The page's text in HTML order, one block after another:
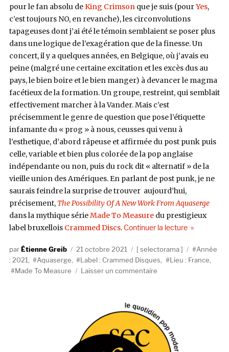
pour le fan absolu deKing Crimsonque je suis (pourYes,
c’est toujours NO, en revanche), les circonvolutions
tapageuses dont j’ai été le témoin semblaient se poser plus
dans une logique de l’exagération que de la finesse. Un
concert, il y a quelques années, en Belgique, où j’avais eu
peine (malgré une certaine excitation et les excès dus au
pays, le bien boire et le bien manger) à devancer le magma
facétieux de la formation. Un groupe, restreint, qui semblait
effectivement marcher à la Vander. Mais c’est
précisemment le genre de question que pose l’étiquette
infamante du « prog » à nous, ceusses qui venu à
l’esthetique, d’abord râpeuse et affirmée du post punk puis
celle, variable et bien plus colorée de la pop anglaise
indépendante ou non, puis du rock dit « alternatif » de la
vieille union des Amériques. En parlant de post punk, je ne
saurais feindre la surprise de trouver aujourd’hui,
précisement, The Possibility Of A New Work From Aquaserge
dans la mythique sérieMade To Measuredu prestigieux
label bruxellois Crammed Discs. Continuer la lecturede «
AuteurÉtienne Greib
Publié
le
21 octobre 2021 Catégories
selectorama Étiquettes
Année
: 2021
Aquaserge Label : Crammed Disques Lieu : France
Made To Measure
Laisser un commentaire